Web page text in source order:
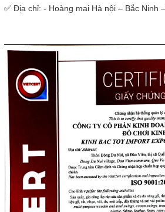
✅ Địa chỉ: - Hoàng mai Hà nội – Bắc Ninh